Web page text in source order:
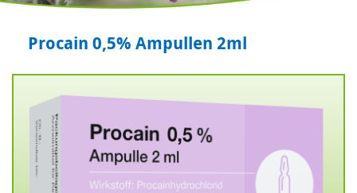
Procain 0,5% Ampullen 2ml